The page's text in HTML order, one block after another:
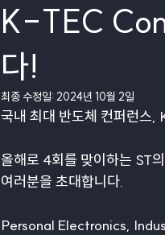
K-TEC
다!
최종 수정일: 2024년 10월 2일
국내 최대 반도체 컨퍼런
올해로 4회를 맞이하는 ST
여러분을 초대합니다.
Personal Electronics,